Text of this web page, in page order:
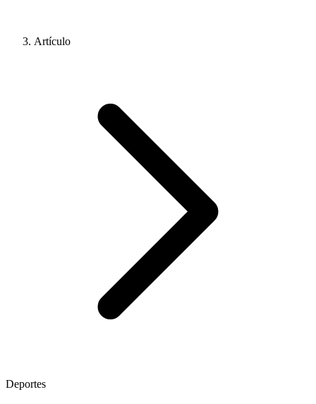
Artículo
Deportes